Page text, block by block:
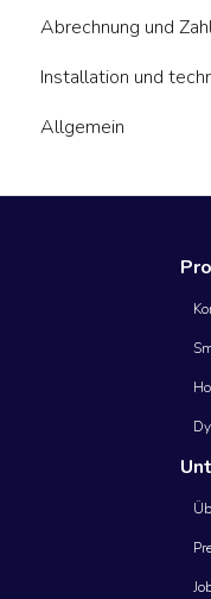
Vorteile und
Kosten
Funktionalitäten
Vorteile und
Anmeldung und
Geräte verbinden
Daten in der App
Allgemeines
Vertragswiderruf
Abrechnung und
Abrechnung
Abrechnung
Installation und
Allgemeines
Allgemein